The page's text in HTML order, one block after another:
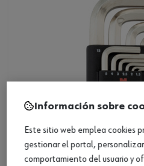
Información sobre
Este sitio web emplea cookies
gestionar el portal,
comportamiento del usuario y